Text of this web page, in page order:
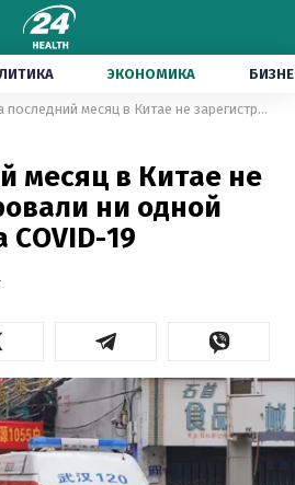
ЭКОНОМИКА
За последний месяц в Китае не зарегистрировали ни одной смерти из-за COVID-19
месяц в Китае не
ни одной
19